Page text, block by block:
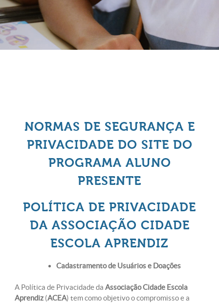
NORMAS DE SEGURANÇA E
PRIVACIDADE DO SITE DO
PROGRAMA ALUNO
PRESENTE
POLÍTICA DE PRIVACIDADE
DA ASSOCIAÇÃO CIDADE
ESCOLA APRENDIZ
Cadastramento de Usuários e Doações
A Política de Privacidade da Associação Cidade Escola
Aprendiz (ACEA) tem como objetivo o compromisso e a